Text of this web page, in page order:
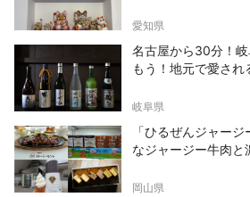
愛知県
名古屋から30分！
もう！地元で愛され
岐阜県
「ひるぜんジャー
なジャージー牛肉と
岡山県